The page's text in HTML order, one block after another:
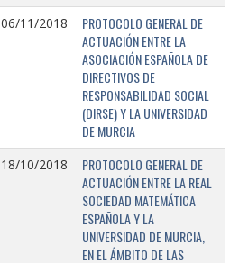
06/11/2018
PROTOCOLO GENERAL DE
ACTUACIÓN ENTRE LA
ASOCIACIÓN ESPAÑOLA DE
DIRECTIVOS DE
RESPONSABILIDAD SOCIAL
(DIRSE) Y LA UNIVERSIDAD
DE MURCIA
18/10/2018
PROTOCOLO GENERAL DE
ACTUACIÓN ENTRE LA REAL
SOCIEDAD MATEMÁTICA
ESPAÑOLA Y LA
UNIVERSIDAD DE MURCIA,
EN EL ÁMBITO DE LAS